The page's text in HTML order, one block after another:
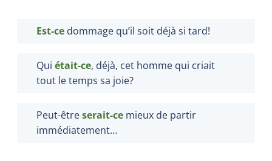
Est-ce dommage qu’il soit déjà si tard!
Qui était-ce, déjà, cet homme qui criait
tout le temps sa joie?
Peut-êtreserait-ce mieux de partir
immédiatement…